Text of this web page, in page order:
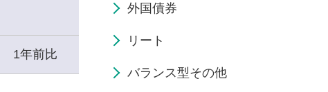
1年前比
外国債券
リート
バランス型その他